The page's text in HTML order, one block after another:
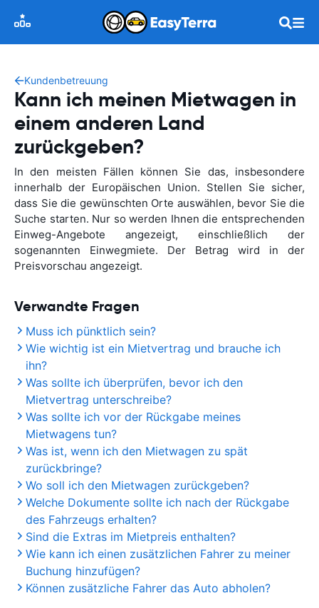
Kundenbetreuung
Kann ich meinen Mietwagen in
einem anderen Land
zurückgeben?
In den meisten Fällen können Sie das, insbesondere
innerhalb der Europäischen Union. Stellen Sie sicher,
dass Sie die gewünschten Orte auswählen, bevor Sie die
Suche starten. Nur so werden Ihnen die entsprechenden
Einweg-Angebote angezeigt, einschließlich der
sogenannten Einwegmiete. Der Betrag wird in der
Preisvorschau angezeigt.
Verwandte Fragen
Muss ich pünktlich sein?
Wie wichtig ist ein Mietvertrag und brauche ich
ihn?
Was sollte ich überprüfen, bevor ich den
Mietvertrag unterschreibe?
Was sollte ich vor der Rückgabe meines
Mietwagens tun?
Was ist, wenn ich den Mietwagen zu spät
zurückbringe?
Wo soll ich den Mietwagen zurückgeben?
Welche Dokumente sollte ich nach der Rückgabe
des Fahrzeugs erhalten?
Sind die Extras im Mietpreis enthalten?
Wie kann ich einen zusätzlichen Fahrer zu meiner
Buchung hinzufügen?
Können zusätzliche Fahrer das Auto abholen?